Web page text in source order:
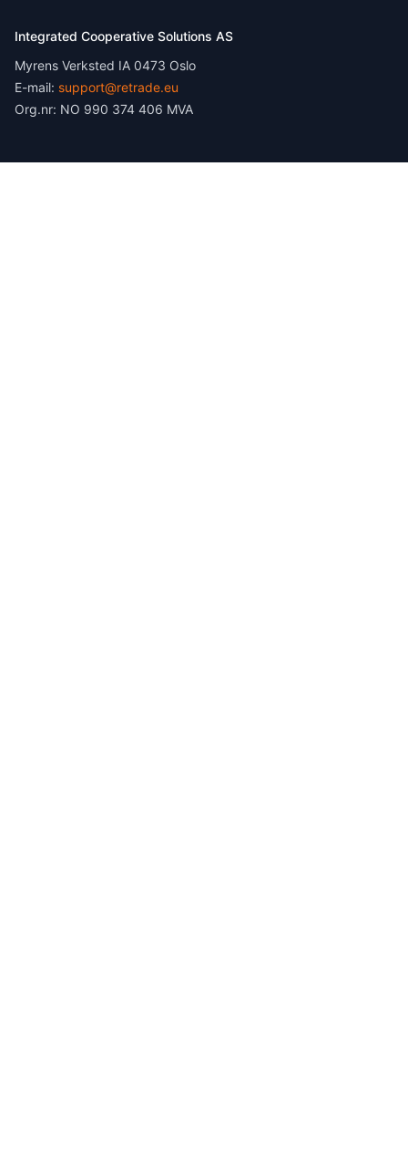
Integrated Cooperative Solutions AS
Myrens Verksted IA 0473 Oslo
E-mail: support@retrade.eu
Org.nr: NO 990 374 406 MVA